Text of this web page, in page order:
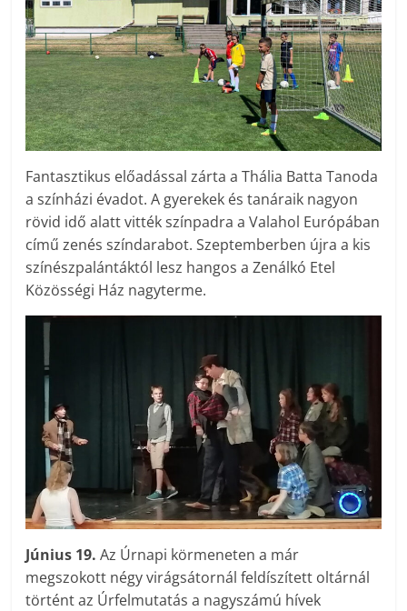
Fantasztikus előadással zárta a Thália Batta Tanoda
a színházi évadot. A gyerekek és tanáraik nagyon
rövid idő alatt vitték színpadra a Valahol Európában
című zenés színdarabot. Szeptemberben újra a kis
színészpalántáktól lesz hangos a Zenálkó Etel
Közösségi Ház nagyterme.
Június 19. Az Úrnapi körmeneten a már
megszokott négy virágsátornál feldíszített oltárnál
történt az Úrfelmutatás a nagyszámú hívek